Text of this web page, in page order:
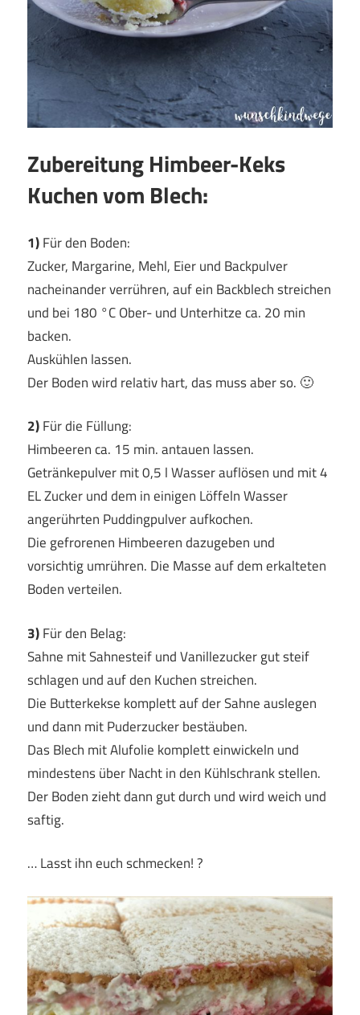
Zubereitung Himbeer-Keks
Kuchen vom Blech:
1)Für den Boden:
Zucker, Margarine, Mehl, Eier und Backpulver
nacheinander verrühren, auf ein Backblech streichen
und bei 180 °C Ober- und Unterhitze ca. 20 min
backen.
Auskühlen lassen.
Der Boden wird relativ hart, das muss aber so. 🙂
2)Für die Füllung:
Himbeeren ca. 15 min. antauen lassen.
Getränkepulver mit 0,5 l Wasser auflösen und mit 4
EL Zucker und dem in einigen Löffeln Wasser
angerührten Puddingpulver aufkochen.
Die gefrorenen Himbeeren dazugeben und
vorsichtig umrühren. Die Masse auf dem erkalteten
Boden verteilen.
3)Für den Belag:
Sahne mit Sahnesteif und Vanillezucker gut steif
schlagen und auf den Kuchen streichen.
Die Butterkekse komplett auf der Sahne auslegen
und dann mit Puderzucker bestäuben.
Das Blech mit Alufolie komplett einwickeln und
mindestens über Nacht in den Kühlschrank stellen.
Der Boden zieht dann gut durch und wird weich und
saftig.
… Lasst ihn euch schmecken! ?